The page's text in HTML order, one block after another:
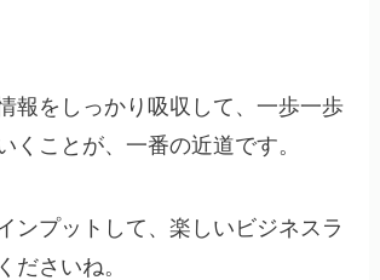
報をしっかり吸収して、一歩一歩
くことが、一番の近道です。
ンプットして、楽しいビジネスラ
ださいね。